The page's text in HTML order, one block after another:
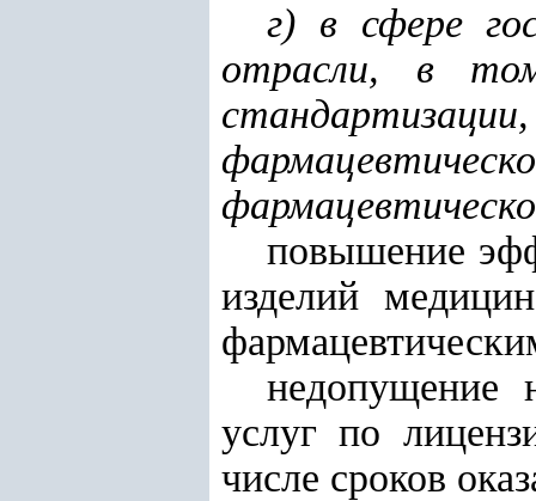
г) в сфере
отрасли, в том
повышение
изделий
недопущение
услуг по
числе сроков